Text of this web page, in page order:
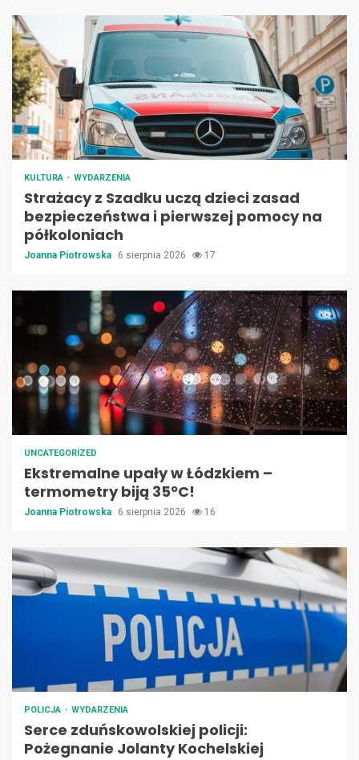
KULTURA WYDARZENIA
Strażacy z Szadku uczą dzieci zasad
bezpieczeństwa i pierwszej pomocy na
półkoloniach
Joanna Piotrowska 6 sierpnia 2026 17
UNCATEGORIZED
Ekstremalne upały w Łódzkiem –
termometry biją 35ºC!
Joanna Piotrowska 6 sierpnia 2026 16
POLICJA WYDARZENIA
Serce zduńskowolskiej policji:
Pożegnanie Jolanty Kochelskiej